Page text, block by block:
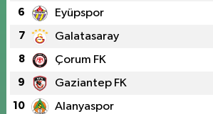
6 Eyüpspor
7 Galatasaray
8 Çorum FK
9 Gaziantep FK
10 Alanyaspor